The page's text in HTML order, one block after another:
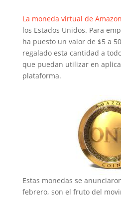
La moneda virtual de Amazon
los Estados Unidos. Para
ha puesto un valor de $5 a
regalado esta cantidad a
que puedan utilizar en
plataforma.
Estas monedas se
febrero, son el fruto del